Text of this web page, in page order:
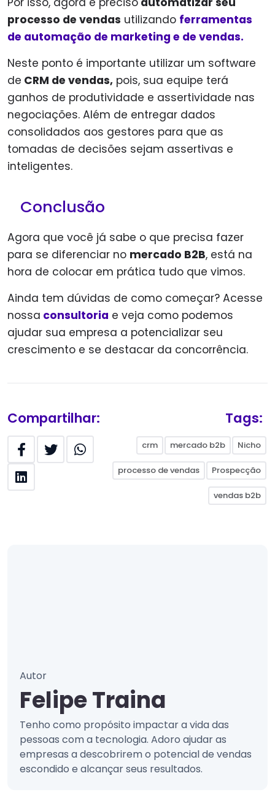
processo de vendas utilizando ferramentas
de automação de marketing e de vendas.
Neste ponto é importante utilizar um software
de CRM de vendas, pois, sua equipe terá
ganhos de produtividade e assertividade nas
negociações. Além de entregar dados
consolidados aos gestores para que as
tomadas de decisões sejam assertivas e
inteligentes.
Conclusão
Agora que você já sabe o que precisa fazer
para se diferenciar no mercado B2B, está na
hora de colocar em prática tudo que vimos.
Ainda tem dúvidas de como começar? Acesse
nossa consultoria e veja como podemos
ajudar sua empresa a potencializar seu
crescimento e se destacar da concorrência.
Compartilhar: Tags:
crm mercado b2b Nicho
processo de vendas Prospecção
vendas b2b
Autor
Felipe Traina
Tenho como propósito impactar a vida das
pessoas com a tecnologia. Adoro ajudar as
empresas a descobrirem o potencial de vendas
escondido e alcançar seus resultados.